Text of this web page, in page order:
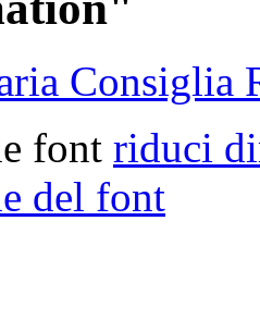
Consiglia
font riduci
del font